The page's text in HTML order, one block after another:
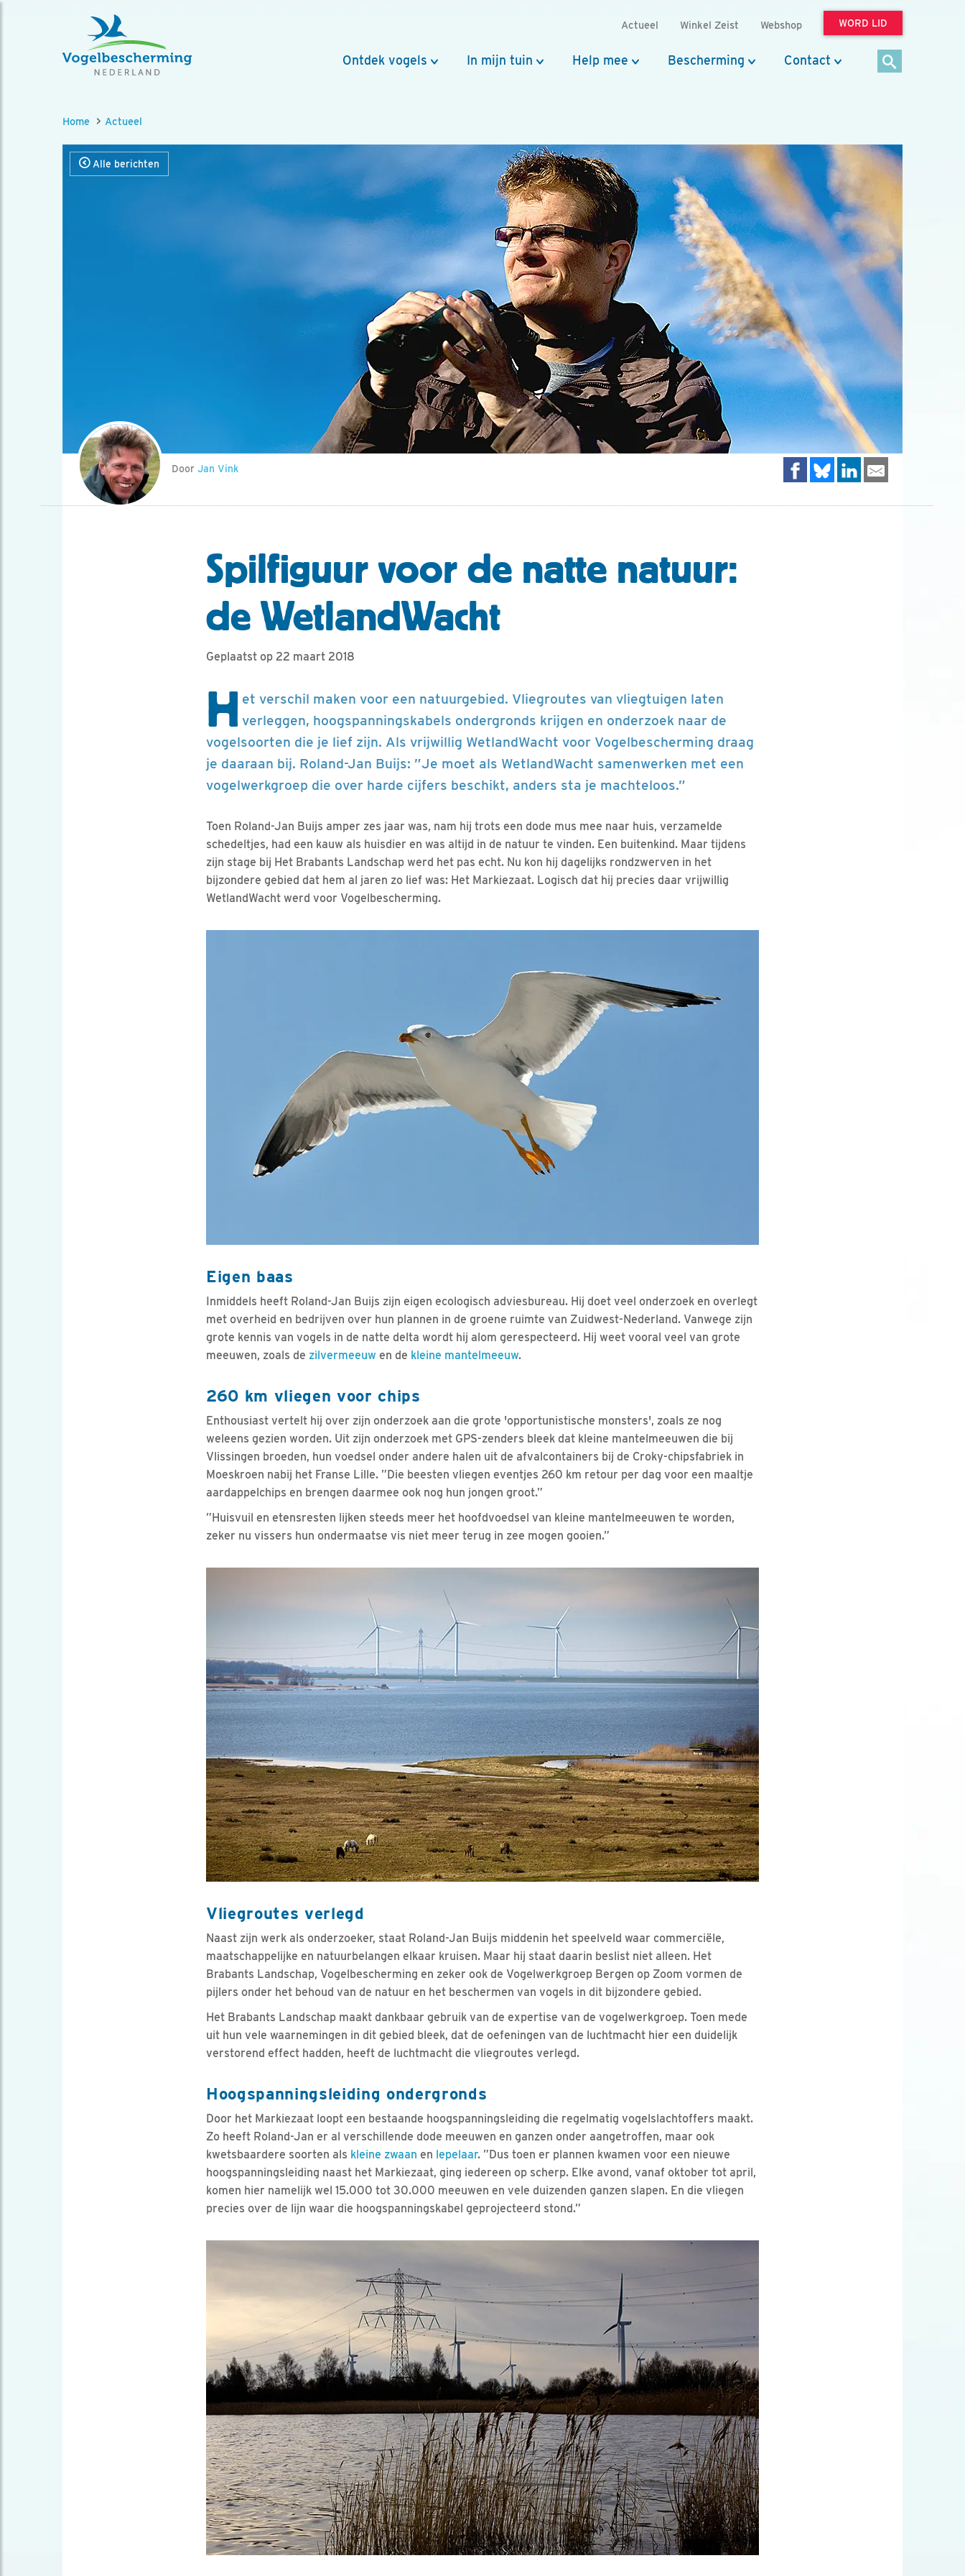
Actueel Winkel Zeist Webshop WORD LID
Ontdek vogels In mijn tuin Help mee Bescherming Contact
Home Actueel
Alle berichten
Door Jan Vink
Spilfiguur voor de natte natuur:
de WetlandWacht
Geplaatst op 22 maart 2018
H et verschil maken voor een natuurgebied. Vliegroutes van vliegtuigen laten
verleggen, hoogspanningskabels ondergronds krijgen en onderzoek naar de
vogelsoorten die je lief zijn. Als vrijwillig WetlandWacht voor Vogelbescherming draag
je daaraan bij. Roland-Jan Buijs: ”Je moet als WetlandWacht samenwerken met een
vogelwerkgroep die over harde cijfers beschikt, anders sta je machteloos.”
Toen Roland-Jan Buijs amper zes jaar was, nam hij trots een dode mus mee naar huis, verzamelde
schedeltjes, had een kauw als huisdier en was altijd in de natuur te vinden. Een buitenkind. Maar tijdens
zijn stage bij Het Brabants Landschap werd het pas echt. Nu kon hij dagelijks rondzwerven in het
bijzondere gebied dat hem al jaren zo lief was: Het Markiezaat. Logisch dat hij precies daar vrijwillig
WetlandWacht werd voor Vogelbescherming.
Eigen baas
Inmiddels heeft Roland-Jan Buijs zijn eigen ecologisch adviesbureau. Hij doet veel onderzoek en overlegt
met overheid en bedrijven over hun plannen in de groene ruimte van Zuidwest-Nederland. Vanwege zijn
grote kennis van vogels in de natte delta wordt hij alom gerespecteerd. Hij weet vooral veel van grote
meeuwen, zoals de zilvermeeuw en de kleine mantelmeeuw.
260 km vliegen voor chips
Enthousiast vertelt hij over zijn onderzoek aan die grote 'opportunistische monsters', zoals ze nog
weleens gezien worden. Uit zijn onderzoek met GPS-zenders bleek dat kleine mantelmeeuwen die bij
Vlissingen broeden, hun voedsel onder andere halen uit de afvalcontainers bij de Croky-chipsfabriek in
Moeskroen nabij het Franse Lille. ”Die beesten vliegen eventjes 260 km retour per dag voor een maaltje
aardappelchips en brengen daarmee ook nog hun jongen groot.”
”Huisvuil en etensresten lijken steeds meer het hoofdvoedsel van kleine mantelmeeuwen te worden,
zeker nu vissers hun ondermaatse vis niet meer terug in zee mogen gooien.”
Vliegroutes verlegd
Naast zijn werk als onderzoeker, staat Roland-Jan Buijs middenin het speelveld waar commerciële,
maatschappelijke en natuurbelangen elkaar kruisen. Maar hij staat daarin beslist niet alleen. Het
Brabants Land­schap, Vogelbescherming en zeker ook de Vogelwerkgroep Bergen op Zoom vormen de
pijlers onder het behoud van de natuur en het beschermen van vogels in dit bijzondere gebied.
Het Brabants Landschap maakt dankbaar gebruik van de expertise van de vogelwerkgroep. Toen mede
uit hun vele waarnemingen in dit gebied bleek, dat de oefeningen van de luchtmacht hier een duidelijk
verstorend effect hadden, heeft de luchtmacht die vliegroutes verlegd.
Hoogspanningsleiding ondergronds
Door het Markiezaat loopt een bestaande hoogspanningsleiding die regelmatig vogelslachtoffers maakt.
Zo heeft Roland-Jan er al verschillende dode meeuwen en ganzen onder aangetroffen, maar ook
kwetsbaardere soorten als kleine zwaan en lepelaar. ”Dus toen er plannen kwamen voor een nieuwe
hoogspanningsleiding naast het Markiezaat, ging iedereen op scherp. Elke avond, vanaf oktober tot april,
komen hier namelijk wel 15.000 tot 30.000 meeuwen en vele duizenden ganzen slapen. En die vliegen
precies over de lijn waar die hoogspanningskabel geprojecteerd stond.”